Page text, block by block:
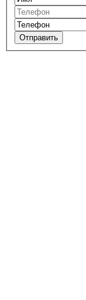
Отправить